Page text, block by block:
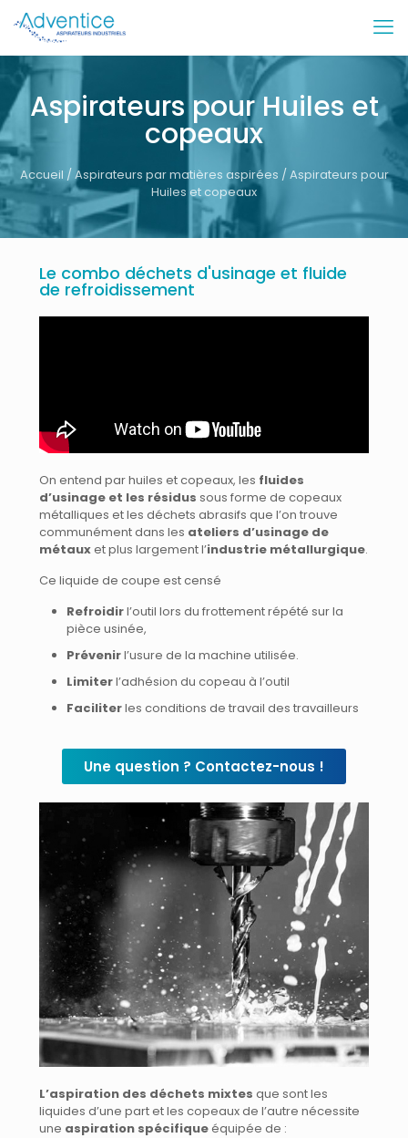
Aspirateurs pour Huiles et
copeaux
Accueil /Aspirateurs par matières aspirées / Aspirateurs pour
Huiles et copeaux
Le combo déchets d'usinage et fluide
de refroidissement
On entend par huiles et copeaux, les fluides
d’usinage et les résidus sous forme de copeaux
métalliques et les déchets abrasifs que l’on trouve
communément dans les ateliers d’usinage de
métauxet plus largement l’industrie métallurgique.
Ce liquide de coupe est censé
Refroidirl’outil lors du frottement répété sur la
pièce usinée,
Prévenirl’usure de la machine utilisée.
Limiterl’adhésion du copeau à l’outil
Faciliterles conditions de travail des travailleurs
Une question ? Contactez-nous !
L’aspiration des déchets mixtes que sont les
liquides d’une part et les copeaux de l’autre nécessite
une aspiration spécifiqueéquipée de :